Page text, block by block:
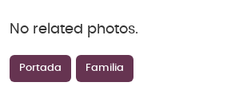
No related photos.
Portada Familia